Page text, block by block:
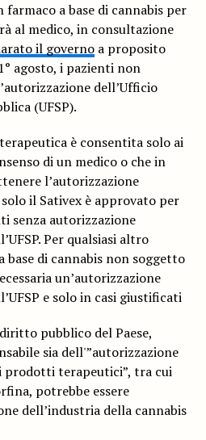
farmaco a base di cannabis per
al medico, in consultazione
il governoa proposito
agosto, i pazienti non
dell’Ufficio
(UFSP).
è consentita solo ai
di un medico o che in
l’autorizzazione
il Sativex è approvato per
senza autorizzazione
Per qualsiasi altro
base di cannabis non soggetto
un’autorizzazione
e solo in casi giustificati
pubblico del Paese,
sia dell'”autorizzazione
prodotti terapeutici”, tra cui
potrebbe essere
dell’industria della cannabis